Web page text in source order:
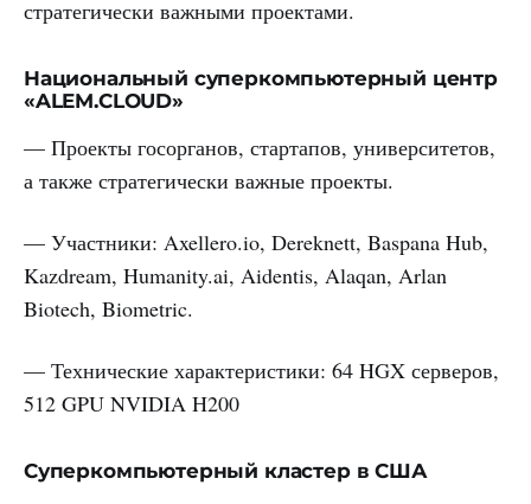
стратегически важными проектами.
Национальный суперкомпьютерный центр
«ALEM.CLOUD»
— Проекты госорганов, стартапов, университетов,
а также стратегически важные проекты.
— Участники: Axellero.io, Dereknett, Baspana Hub,
Kazdream, Humanity.ai, Aidentis, Alaqan, Arlan
Biotech, Biometric.
— Технические характеристики: 64 HGX серверов,
512 GPU NVIDIA H200
Суперкомпьютерный кластер в США